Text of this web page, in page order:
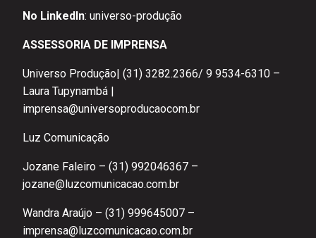
No LinkedIn: universo-produção
ASSESSORIA DE IMPRENSA
Universo Produção| (31) 3282.2366/ 9 9534-6310 –
Laura Tupynambá |
imprensa@universoproducaocom.br
Luz Comunicação
Jozane Faleiro – (31) 992046367 –
jozane@luzcomunicacao.com.br
Wandra Araújo – (31) 999645007 –
imprensa@luzcomunicacao.com.br